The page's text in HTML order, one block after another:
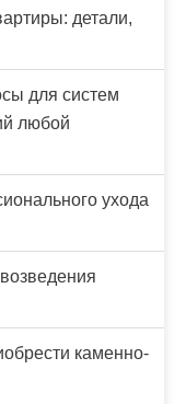
детали,
для систем
любой
ухода
каменно-